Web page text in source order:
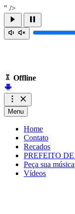
" />
Offline
Menu
Home
Contato
Recados
PREFEITO
Peça sua música
Vídeos